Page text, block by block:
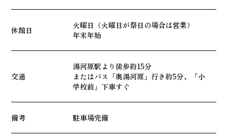
休館日
火曜日（火曜日が祭日の場合は営業）
年末年始
交通
湯河原駅より徒歩約15分
またはバス「奥湯河原」行き約5分、「小
学校前」下車すぐ
備考 駐車場完備